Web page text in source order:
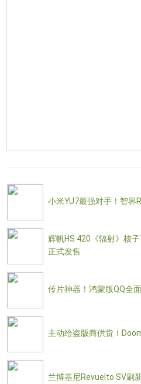
小米YU7最强对手！智界
辉帆HS 420《辐射》核
正式发售
传片神器！鸿蒙版QQ全
主动给盗版商供货！
兰博基尼Revuelto SV刷